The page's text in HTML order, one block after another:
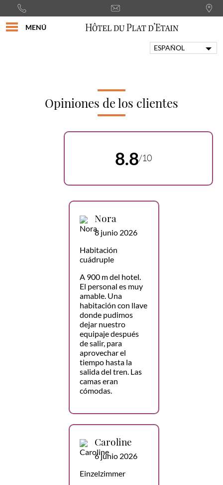
MENÚ
ESPAÑOL
ITALIANO
Opiniones de los clientes
8.8/10
Nora
8 junio 2026
Habitación
cuádruple
A 900 m del hotel.
El personal es muy
amable. Una
habitación con llave
donde pudimos
dejar nuestro
equipaje después
de salir, para
aprovechar el
tiempo hasta la
salida del tren. Las
camas eran
cómodas.
Caroline
6 junio 2026
Einzelzimmer